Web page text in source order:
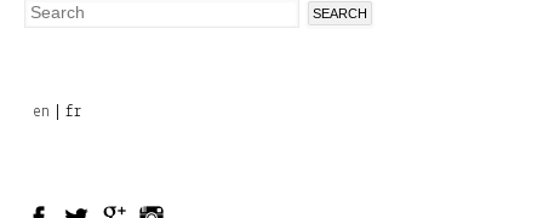
Search
en fr